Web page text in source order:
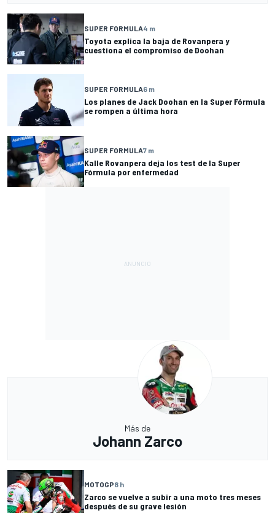
SUPER FORMULA4 m
Toyota explica la baja de Rovanpera y
cuestiona el compromiso de Doohan
SUPER FORMULA6 m
Los planes de Jack Doohan en la Super Fórmula
se rompen a última hora
SUPER FORMULA7 m
Kalle Rovanpera deja los test de la Super
Fórmula por enfermedad
Más de
Johann Zarco
MOTOGP8 h
Zarco se vuelve a subir a una moto tres meses
después de su grave lesión